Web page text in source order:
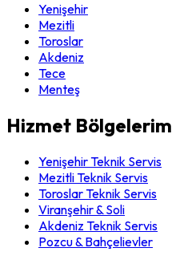
Yenişehir
Mezitli
Toroslar
Akdeniz
Tece
Menteş
Hizmet
Yenişehir Teknik Servis
Mezitli Teknik Servis
Toroslar Teknik Servis
Viranşehir & Soli
Akdeniz Teknik Servis
Pozcu & Bahçelievler